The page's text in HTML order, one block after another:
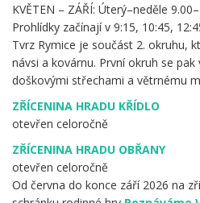
KVĚTEN – ZÁŘÍ: Úterý–neděle
Prohlídky začínají v 9:15, 10:45,
Tvrz Rymice je součást 2. okruhu,
návsi a kovárnu. První okruh se
doškovými střechami a větrnému
ZŘÍCENINA HRADU KŘÍDLO
otevřen celoročně
ZŘÍCENINA HRADU OBŘANY
otevřen celoročně
Od června do konce září 2026 na